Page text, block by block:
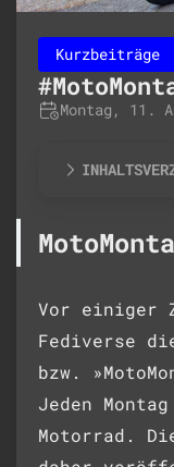
Kurzbeiträge
Montag, 11.
Vor einiger
Fediverse
bzw.
Jeden
Motorrad.